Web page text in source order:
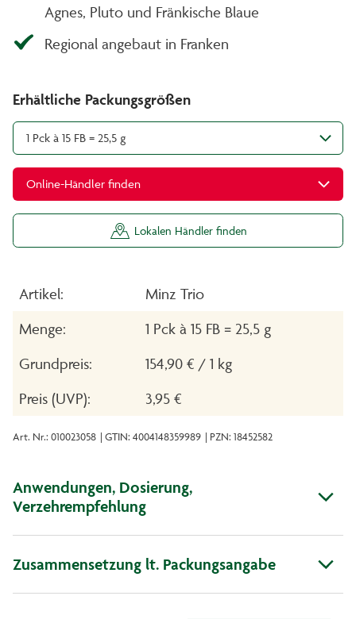
Agnes, Pluto und Fränkische Blaue
Regional angebaut in Franken
Erhältliche Packungsgrößen
1 Pck à 15 FB = 25,5 g
Online-Händler finden
Lokalen Händler finden
Artikel:
Minz Trio
Menge:
1 Pck à 15 FB = 25,5 g
Grundpreis:
154,90 € / 1 kg
Preis (UVP):
3,95 €
Art. Nr.: 010023058 | GTIN: 4004148359989 | PZN: 18452582
Anwendungen, Dosierung,
Verzehrempfehlung
Zusammensetzung lt. Packungsangabe